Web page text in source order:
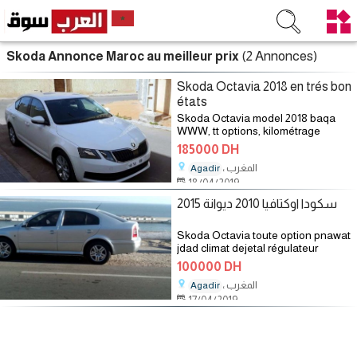
Skoda Annonce Maroc au meilleur prix (2 Annonces)
Skoda Octavia 2018 en trés bon
états
Skoda Octavia model 2018 baqa
WWW, tt options, kilométrage
40000klm, 8cv. Li bghaha merhba
185000 DH
Agadir
، المغرب
18/04/2019
سكودا اوكتافيا 2010 ديوانة 2015
Skoda Octavia toute option pnawat
jdad climat dejetal régulateur
vitesse 8 dlkhayl prix négociable
100000 DH
Agadir
، المغرب
17/04/2019